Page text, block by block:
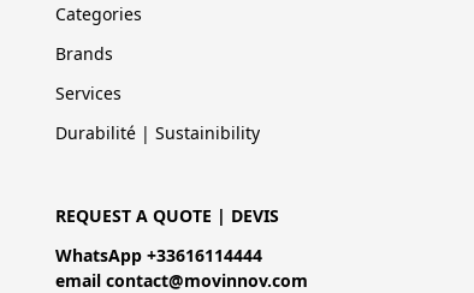
Categories
Brands
Services
Durabilité | Sustainibility
REQUEST A QUOTE | DEVIS
WhatsApp +33616114444
email contact@movinnov.com